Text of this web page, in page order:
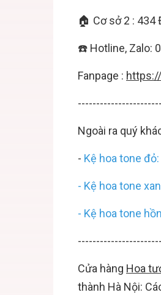
🏠 Cơ sở 2 : 434
☎️ Hotline, Zalo:
Fanpage :
Ngoài ra quý
- Kệ hoa tone đỏ:
- Kệ hoa tone
- Kệ hoa tone
Cửa hàng Hoa
thành Hà Nội: